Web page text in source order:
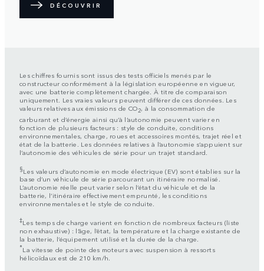
DÉCOUVRIR
Les chiffres fournis sont issus des tests officiels menés par le
constructeur conformément à la législation européenne en vigueur,
avec une batterie complètement chargée. À titre de comparaison
uniquement. Les vraies valeurs peuvent différer de ces données. Les
valeurs relatives aux émissions de CO2, à la consommation de
carburant et d’énergie ainsi qu’à l’autonomie peuvent varier en
fonction de plusieurs facteurs : style de conduite, conditions
environnementales, charge, roues et accessoires montés, trajet réel et
état de la batterie. Les données relatives à l’autonomie s’appuient sur
l’autonomie des véhicules de série pour un trajet standard.
§Les valeurs d’autonomie en mode électrique (EV) sont établies sur la
base d’un véhicule de série parcourant un itinéraire normalisé.
L’autonomie réelle peut varier selon l’état du véhicule et de la
batterie, l’itinéraire effectivement emprunté, les conditions
environnementales et le style de conduite.
‡Les temps de charge varient en fonction de nombreux facteurs (liste
non exhaustive) : l’âge, l’état, la température et la charge existante de
la batterie, l’équipement utilisé et la durée de la charge.
*La vitesse de pointe des moteurs avec suspension à ressorts
hélicoïdaux est de 210 km/h.